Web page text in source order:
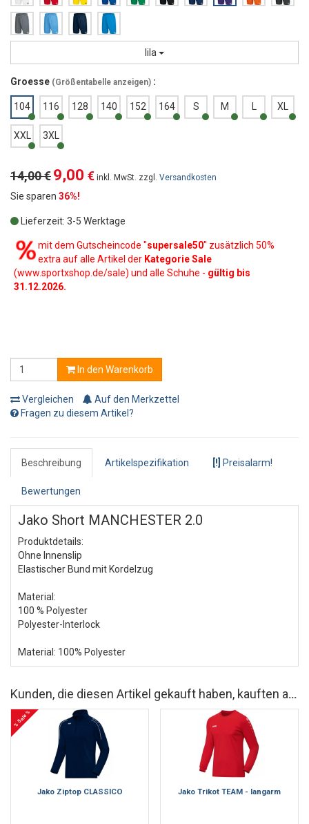
lila
Groesse (Größentabelle anzeigen) :
104 116 128 140 152 164 S M XL
XXL 3XL
14,00 €9,00 € inkl. MwSt. zzgl. Versandkosten
Sie sparen 36%!
Lieferzeit: 3-5 Werktage
mit dem Gutscheincode "supersale50" zusätzlich 50%
extra auf alle Artikel der Kategorie Sale
(www.sportxshop.de/sale) und alle Schuhe - gültig bis
31.12.2026.
In den Warenkorb
Vergleichen
Auf den Merkzettel
Fragen zu diesem Artikel?
Beschreibung Artikelspezifikation [!] Preisalarm!
Bewertungen
Jako Short MANCHESTER 2.0
Produktdetails:
Ohne Innenslip
Elastischer Bund mit Kordelzug
Material:
100 % Polyester
Polyester-Interlock
Material: 100% Polyester
Kunden, die diesen Artikel gekauft haben, kauften auch
% Sale %
Jako Ziptop CLASSICO Jako Trikot TEAM - langarm